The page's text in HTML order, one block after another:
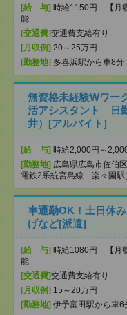
[給 与] 時給1150円 【月
能
[交通費]交通費支給有り
[月収例] 20～25万円
[勤務地] 多喜浜駅から車8分
無資格未経験Wワー
活アシスタント 日
井）[アルバイト]
[給 与] 時給2,000円～
[勤務地] 広島県広島市佐伯
電鉄2系統宮島線 楽々園駅
車通勤OK！土日休
げなど[派遣]
[給 与] 時給1080円 【月
能
[交通費]交通費支給有り
[月収例] 15～20万円
[勤務地] 伊予富田駅から車6